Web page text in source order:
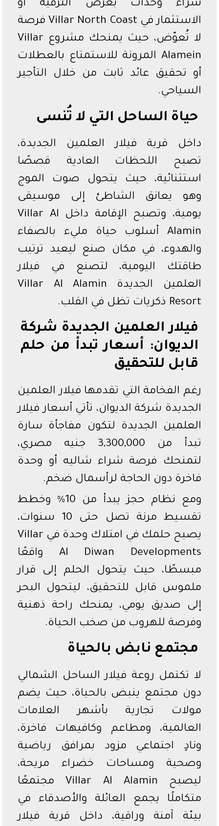
شراء وحدات بغرض الترفيه أو
الاستثمار في Villar North Coast فرصة
لا تُعوّض، حيث يمنحك مشروع Villar
Alamein المرونة للاستمتاع بالعطلات
أو تحقيق عائد ثابت من خلال التأجير
السياحي.
حياة الساحل التي لا تُنسى
داخل قرية فيلار العلمين الجديدة،
تصبح اللحظات العادية قصصًا
استثنائية، حيث يتحول صوت الموج
وهو يعانق الشاطئ إلى موسيقى
يومية، وتصبح الإقامة داخل Villar Al
Alamin أسلوب حياة مليء بالصفاء
والهدوء، في مكان صنع ليعيد ترتيب
طاقتك اليومية، لتصنع في فيلار
العلمين الجديدة Villar Al Alamin
Resort ذكريات تظل في القلب.
فيلار العلمين الجديدة شركة
الديوان: أسعار تبدأ من حلم
قابل للتحقيق
رغم الفخامة التي تقدمها فيلار العلمين
الجديدة شركة الديوان، تأتي أسعار فيلار
العلمين الجديدة لتكون مفاجأة سارة
تبدأ من 3,300,000 جنيه مصري،
لتمنحك فرصة شراء شاليه أو وحدة
فاخرة دون الحاجة لرأسمال ضخم.
ومع نظام حجز يبدأ من 10% وخطط
تقسيط مرنة تصل حتى 10 سنوات،
يصبح حلمك في امتلاك وحدة في Villar
Al Diwan Developments واقعًا
مبسطًا، حيث يتحول الحلم إلى قرار
ملموس قابل للتحقيق، ليتحول البحر
إلى صديق يومي، يمنحك راحة ذهنية
وفرصة للهروب من صخب الحياة.
مجتمع نابض بالحياة
لا تكتمل روعة فيلار الساحل الشمالي
دون مجتمع ينبض بالحياة، حيث يضم
مولات تجارية بأشهر العلامات
العالمية، ومطاعم وكافيهات فاخرة،
ونادٍ اجتماعي مزود بمرافق رياضية
وصحية ومساحات خضراء مريحة،
ليصبح Villar Al Alamin مجتمعًا
متكاملًا يجمع العائلة والأصدقاء في
بيئة آمنة وراقية، داخل قرية فيلار